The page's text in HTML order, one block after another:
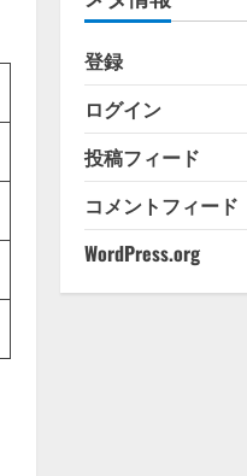
登録
ログイン
投稿フィード
コメントフィード
WordPress.org